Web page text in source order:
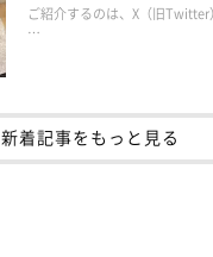
ご紹介するのは、X（旧
…
新着記事をもっと見る